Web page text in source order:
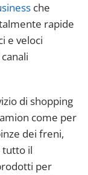
che
rapide
e veloci
di shopping
come per
dei freni,
tutto il
per